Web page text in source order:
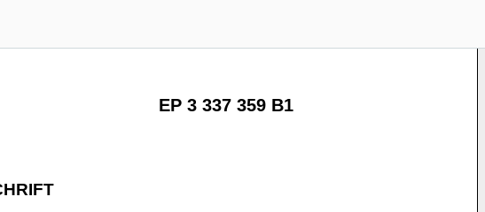
EP 3 337 359 B1